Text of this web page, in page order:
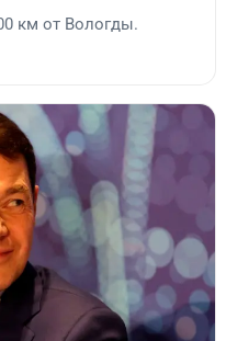
км от Вологды.